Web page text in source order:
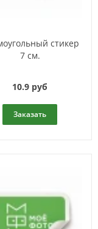
стикер
7 см.
10.9 руб
Заказать